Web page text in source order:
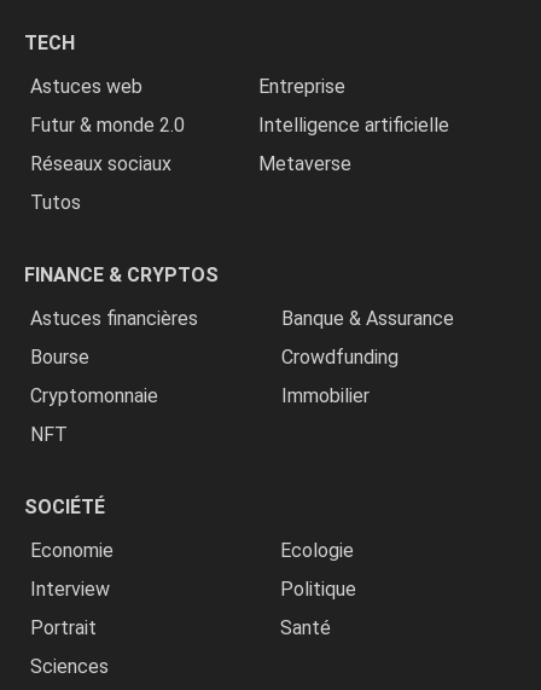
TECH
Astuces web
Entreprise
Futur & monde 2.0
Intelligence artificielle
Réseaux sociaux
Metaverse
Tutos
FINANCE & CRYPTOS
Astuces financières
Banque & Assurance
Bourse
Crowdfunding
Cryptomonnaie
Immobilier
NFT
SOCIÉTÉ
Economie
Ecologie
Interview
Politique
Portrait
Santé
Sciences